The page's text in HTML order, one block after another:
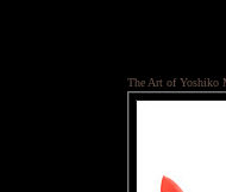
The Art of Yoshiko